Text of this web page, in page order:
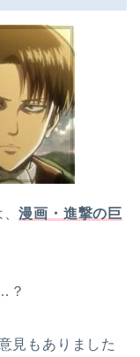
、漫画・進撃の 巨
？
見もありました